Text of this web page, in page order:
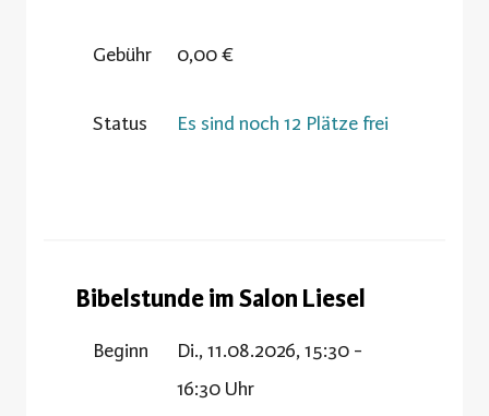
Gebühr 0,00 €
Status Es sind noch 12 Plätze frei
Bibelstunde im Salon Liesel
Beginn
Di., 11.08.2026, 15:30 -
16:30 Uhr